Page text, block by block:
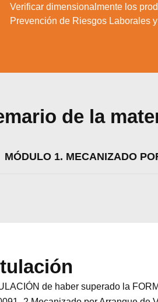
Verificar dimensionalmente los
Prevención de Riesgos Laborales
de la
MÓDULO 1. MECANIZADO
de haber superado la